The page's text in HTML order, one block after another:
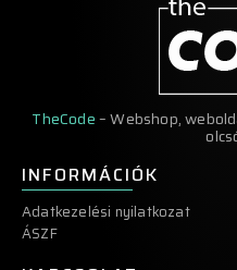
TheCode– Webshop,
INFORMÁCIÓK
Adatkezelési nyilatkozat
ÁSZF